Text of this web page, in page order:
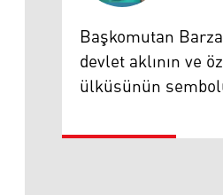
Muazzez Baktaş
Başkomutan
devlet aklının ve
ülküsünün